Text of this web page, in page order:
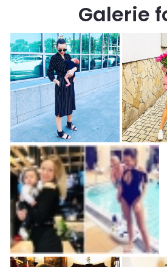
Galerie